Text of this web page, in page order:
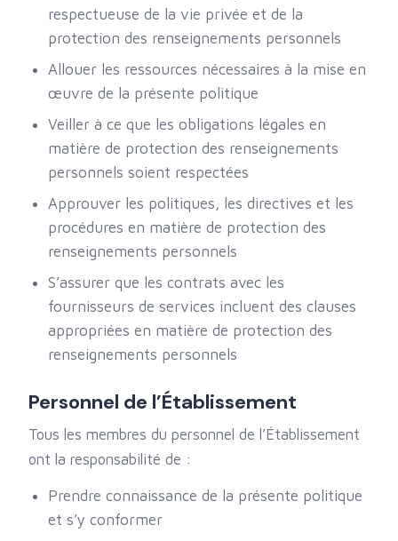
respectueuse de la vie privée et de la
protection des renseignements personnels
Allouer les ressources nécessaires à la mise en
œuvre de la présente politique
Veiller à ce que les obligations légales en
matière de protection des renseignements
personnels soient respectées
Approuver les politiques, les directives et les
procédures en matière de protection des
renseignements personnels
S’assurer que les contrats avec les
fournisseurs de services incluent des clauses
appropriées en matière de protection des
renseignements personnels
Personnel de l’Établissement
Tous les membres du personnel de l’Établissement
ont la responsabilité de :
Prendre connaissance de la présente politique
et s’y conformer